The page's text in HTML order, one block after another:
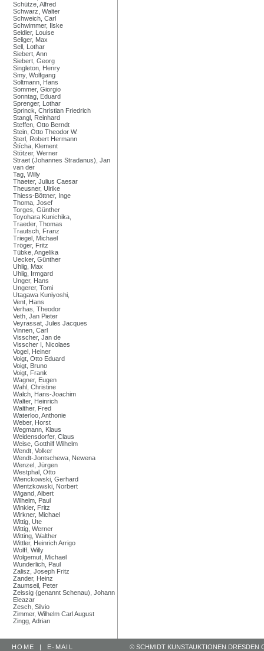
Schütze, Alfred
Schwarz, Walter
Schweich, Carl
Schwimmer, Ilske
Seidler, Louise
Seliger, Max
Sell, Lothar
Siebert, Ann
Siebert, Georg
Singleton, Henry
Smy, Wolfgang
Soltmann, Hans
Sommer, Giorgio
Sonntag, Eduard
Sprenger, Lothar
Sprinck, Christian Friedrich
Stangl, Reinhard
Steffen, Otto Berndt
Stein, Otto Theodor W.
Sterl, Robert Hermann
Štícha, Klement
Stötzer, Werner
Straet (Johannes Stradanus), Jan
van der
Tag, Willy
Thaeter, Julius Caesar
Theusner, Ulrike
Thiess-Böttner, Inge
Thoma, Josef
Torges, Günther
Toyohara Kunichika,
Traeder, Thomas
Trautsch, Franz
Triegel, Michael
Tröger, Fritz
Tübke, Angelika
Uecker, Günther
Uhlig, Max
Uhlig, Irmgard
Unger, Hans
Ungerer, Tomi
Utagawa Kuniyoshi,
Vent, Hans
Verhas, Theodor
Veth, Jan Pieter
Veyrassat, Jules Jacques
Vinnen, Carl
Visscher, Jan de
Visscher I, Nicolaes
Vogel, Heiner
Voigt, Otto Eduard
Voigt, Bruno
Voigt, Frank
Wagner, Eugen
Wahl, Christine
Walch, Hans-Joachim
Walter, Heinrich
Walther, Fred
Waterloo, Anthonie
Weber, Horst
Wegmann, Klaus
Weidensdorfer, Claus
Weise, Gotthilf Wilhelm
Wendt, Volker
Wendt-Jontschewa, Newena
Wenzel, Jürgen
Westphal, Otto
Wienckowski, Gerhard
Wientzkowski, Norbert
Wigand, Albert
Wilhelm, Paul
Winkler, Fritz
Wirkner, Michael
Wittig, Ute
Wittig, Werner
Witting, Walther
Wittler, Heinrich Arrigo
Wolff, Willy
Wolgemut, Michael
Wunderlich, Paul
Zalisz, Joseph Fritz
Zander, Heinz
Zaumseil, Peter
Zeissig (genannt Schenau), Johann
Eleazar
Zesch, Silvio
Zimmer, Wilhelm Carl August
Zingg, Adrian
HOME | E-MAIL © SCHMIDT KUNSTAUKTIONEN DRESDEN